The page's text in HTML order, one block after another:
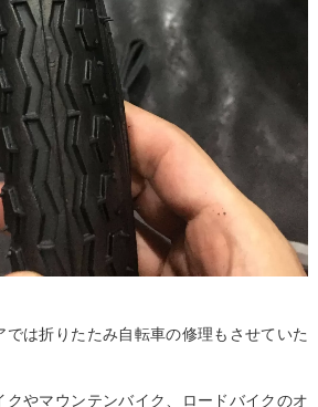
では折りたたみ自転車の修理もさせていた
クやマウンテンバイク、ロードバイクのオ